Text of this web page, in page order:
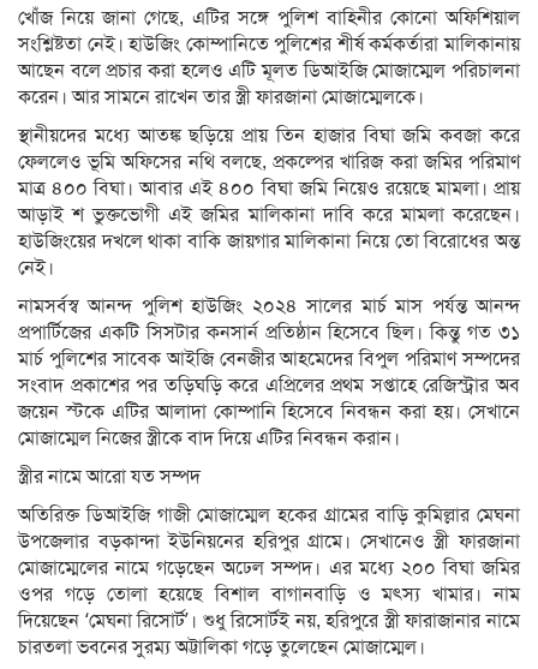
খোঁজ নিয়ে জানা গেছে, এটির সঙ্গে পুলিশ বাহিনীর কোনো অফিশিয়াল
সংশ্লিষ্টতা নেই। হাউজিং কোম্পানিতে পুলিশের শীর্ষ কর্মকর্তারা মালিকানায়
আছেন বলে প্রচার করা হলেও এটি মূলত ডিআইজি মোজাম্মেল পরিচালনা
করেন। আর সামনে রাখেন তার স্ত্রী ফারজানা মোজাম্মেলকে।
স্থানীয়দের মধ্যে আতঙ্ক ছড়িয়ে প্রায় তিন হাজার বিঘা জমি কবজা করে
ফেললেও ভূমি অফিসের নথি বলছে, প্রকল্পের খারিজ করা জমির পরিমাণ
মাত্র ৪০০ বিঘা। আবার এই ৪০০ বিঘা জমি নিয়েও রয়েছে মামলা। প্রায়
আড়াই শ ভুক্তভোগী এই জমির মালিকানা দাবি করে মামলা করেছেন।
হাউজিংয়ের দখলে থাকা বাকি জায়গার মালিকানা নিয়ে তো বিরোধের অন্ত
নেই।
নামসর্বস্ব আনন্দ পুলিশ হাউজিং ২০২৪ সালের মার্চ মাস পর্যন্ত আনন্দ
প্রপার্টিজের একটি সিসটার কনসার্ন প্রতিষ্ঠান হিসেবে ছিল। কিন্তু গত ৩১
মার্চ পুলিশের সাবেক আইজি বেনজীর আহমেদের বিপুল পরিমাণ সম্পদের
সংবাদ প্রকাশের পর তড়িঘড়ি করে এপ্রিলের প্রথম সপ্তাহে রেজিস্ট্রার অব
জয়েন স্টকে এটির আলাদা কোম্পানি হিসেবে নিবন্ধন করা হয়। সেখানে
মোজাম্মেল নিজের স্ত্রীকে বাদ দিয়ে এটির নিবন্ধন করান।
স্ত্রীর নামে আরো যত সম্পদ
অতিরিক্ত ডিআইজি গাজী মোজাম্মেল হকের গ্রামের বাড়ি কুমিল্লার মেঘনা
উপজেলার বড়কান্দা ইউনিয়নের হরিপুর গ্রামে। সেখানেও স্ত্রী ফারজানা
মোজাম্মেলের নামে গড়েছেন অঢেল সম্পদ। এর মধ্যে ২০০ বিঘা জমির
ওপর গড়ে তোলা হয়েছে বিশাল বাগানবাড়ি ও মৎস্য খামার। নাম
দিয়েছেন ‘মেঘনা রিসোর্ট’। শুধু রিসোর্টই নয়, হরিপুরে স্ত্রী ফারাজানার নামে
চারতলা ভবনের সুরম্য অট্টালিকা গড়ে তুলেছেন মোজাম্মেল।